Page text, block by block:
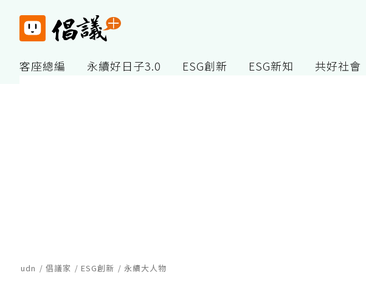
客座總編 永續好日子3.0 ESG創新 ESG新知 共好社會
udn 倡議家 ESG創新 永續大人物